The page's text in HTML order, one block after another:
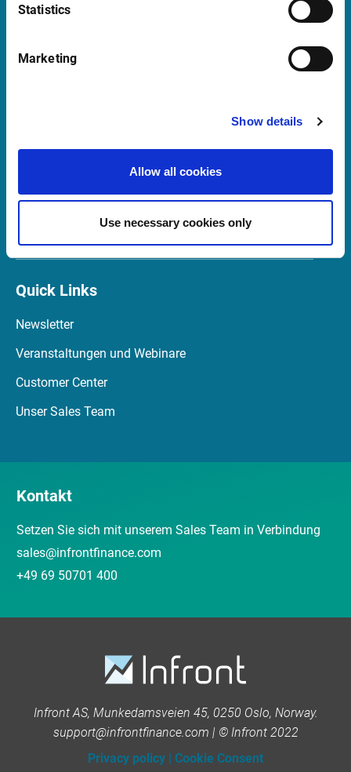
Statistics
Marketing
Show details
Allow all cookies
Use necessary cookies only
Launch Teamviewer
Quick Links
Newsletter
Veranstaltungen und Webinare
Customer Center
Unser Sales Team
Kontakt
Setzen Sie sich mit unserem Sales Team in Verbindung
sales@infrontfinance.com
+49 69 50701 400
Infront AS, Munkedamsveien 45, 0250 Oslo, Norway.
support@infrontfinance.com | © Infront 2022
Privacy policy | Cookie Consent